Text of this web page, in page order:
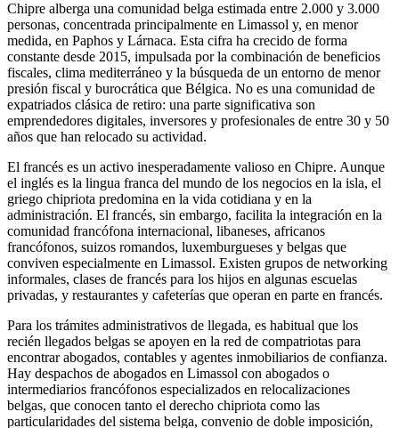
Chipre alberga una comunidad belga estimada entre 2.000 y 3.000
personas, concentrada principalmente en Limassol y, en menor
medida, en Paphos y Lárnaca. Esta cifra ha crecido de forma
constante desde 2015, impulsada por la combinación de beneficios
fiscales, clima mediterráneo y la búsqueda de un entorno de menor
presión fiscal y burocrática que Bélgica. No es una comunidad de
expatriados clásica de retiro: una parte significativa son
emprendedores digitales, inversores y profesionales de entre 30 y 50
años que han relocado su actividad.
El francés es un activo inesperadamente valioso en Chipre. Aunque
el inglés es la lingua franca del mundo de los negocios en la isla, el
griego chipriota predomina en la vida cotidiana y en la
administración. El francés, sin embargo, facilita la integración en la
comunidad francófona internacional, libaneses, africanos
francófonos, suizos romandos, luxemburgueses y belgas que
conviven especialmente en Limassol. Existen grupos de networking
informales, clases de francés para los hijos en algunas escuelas
privadas, y restaurantes y cafeterías que operan en parte en francés.
Para los trámites administrativos de llegada, es habitual que los
recién llegados belgas se apoyen en la red de compatriotas para
encontrar abogados, contables y agentes inmobiliarios de confianza.
Hay despachos de abogados en Limassol con abogados o
intermediarios francófonos especializados en relocalizaciones
belgas, que conocen tanto el derecho chipriota como las
particularidades del sistema belga, convenio de doble imposición,